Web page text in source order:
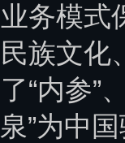
务模
族文化
“内参”
泉”为中